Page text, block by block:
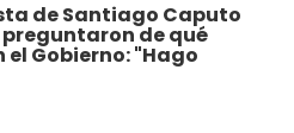
de Santiago Caputo
de qué
Gobierno: "Hago